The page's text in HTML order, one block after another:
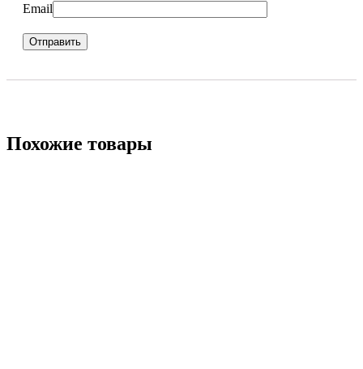
Email
Похожие товары